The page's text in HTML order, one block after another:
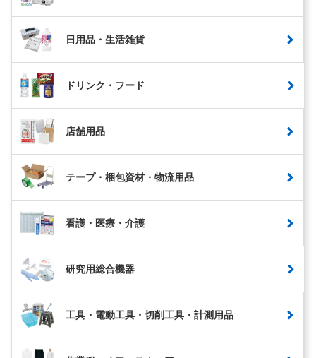
日用品・生活雑貨
ドリンク・フード
店舗用品
テープ・梱包資材・物流用品
看護・医療・介護
研究用総合機器
工具・電動工具・切削工具・計測用品